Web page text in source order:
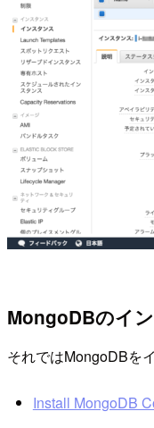
MongoDBのイ
それではMongoDBを
Install MongoDB